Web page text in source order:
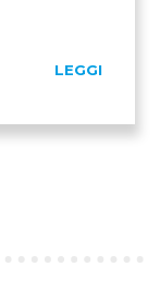
LEGGI